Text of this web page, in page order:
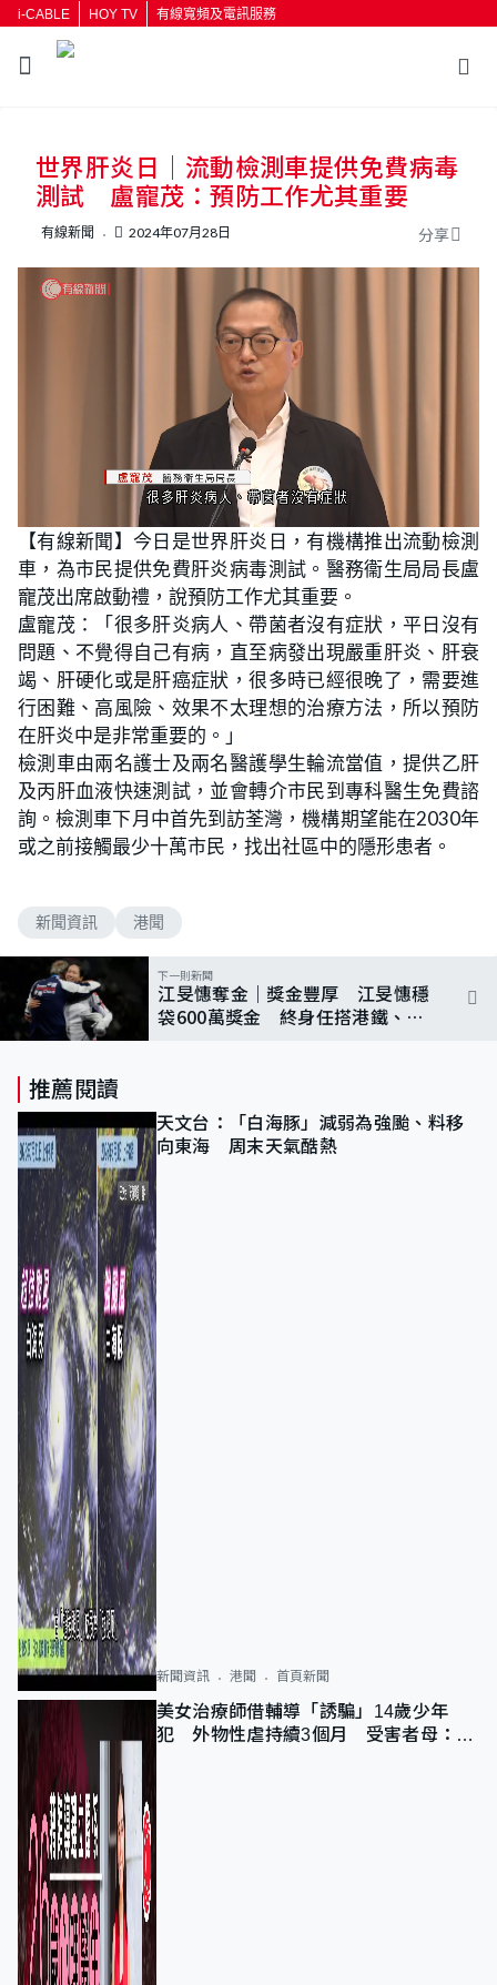
i-CABLE HOY TV 有線寬頻及電訊服務
按輸入鍵開始搜尋
世界肝炎日｜流動檢測車提供免費病毒
測試 盧寵茂：預防工作尤其重要
有線新聞 2024年07月28日 分享
n
m
t
e
o
a
d
e
d
:
5
5
.
7
1
%
【有線新聞】今日是世界肝炎日，有機構推出流動檢測
車，為市民提供免費肝炎病毒測試。醫務衞生局局長盧
寵茂出席啟動禮，說預防工作尤其重要。
盧寵茂：「很多肝炎病人、帶菌者沒有症狀，平日沒有
問題、不覺得自己有病，直至病發出現嚴重肝炎、肝衰
竭、肝硬化或是肝癌症狀，很多時已經很晚了，需要進
行困難、高風險、效果不太理想的治療方法，所以預防
在肝炎中是非常重要的。」
檢測車由兩名護士及兩名醫護學生輪流當值，提供乙肝
及丙肝血液快速測試，並會轉介市民到專科醫生免費諮
詢。檢測車下月中首先到訪荃灣，機構期望能在2030年
或之前接觸最少十萬市民，找出社區中的隱形患者。
新聞資訊 港聞
下一則新聞
江旻憓奪金｜獎金豐厚 江旻憓穩
袋600萬獎金 終身任搭港鐵、獲
推薦閱讀
天文台：「白海豚」減弱為強颱、料移
向東海 周末天氣酷熱
新聞資訊 港聞 首頁新聞
美女治療師借輔導「誘騙」14歲少年
犯 外物性虐持續3個月 受害者母：要